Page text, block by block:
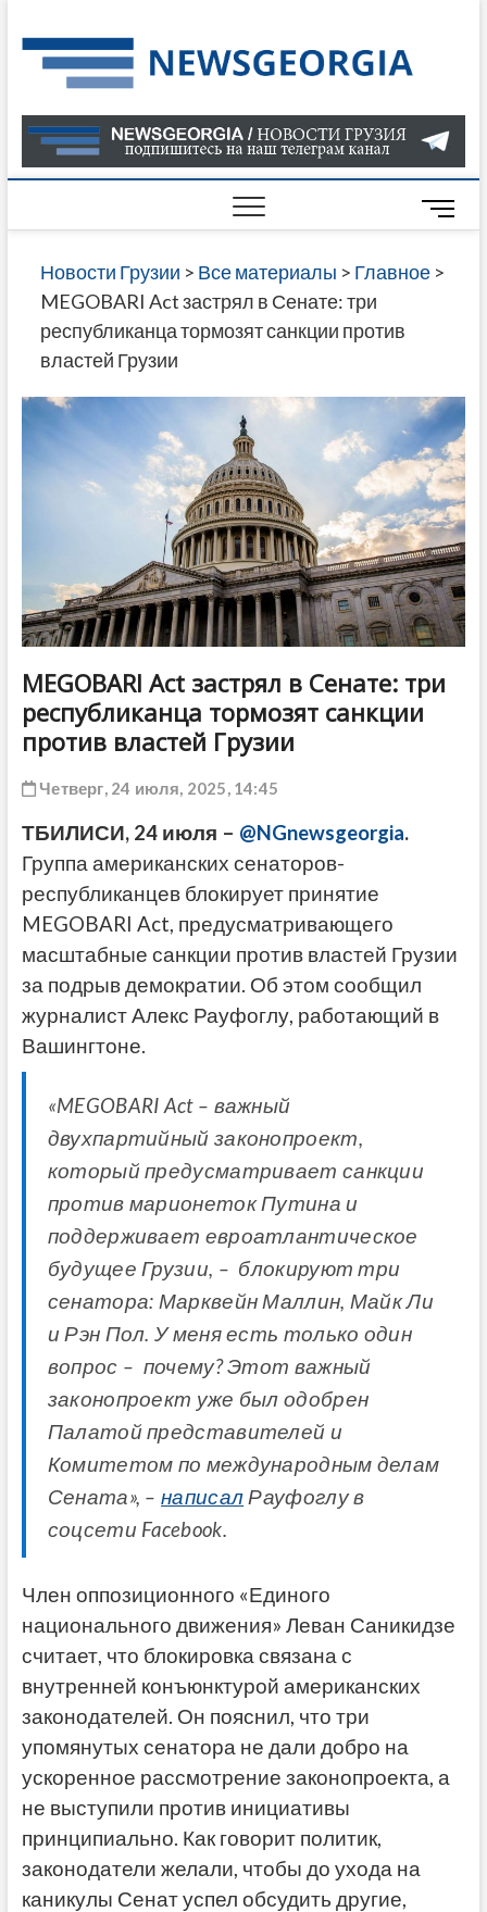
to
content
О
В
ГРУЗИИ
САЙТЕ
M
e
n
t
o
n
Новости Грузии > Все материалы > Главное>
MEGOBARI Act застрял в Сенате: три
республиканца тормозят санкции против
властей Грузии
MEGOBARI Act застрял в Сенате: три
республиканца тормозят санкции
против властей Грузии
Четверг, 24 июля, 2025, 14:45
ТБИЛИСИ, 24 июля – @NGnewsgeorgia.
Группа американских сенаторов-
республиканцев блокирует принятие
MEGOBARI Act, предусматривающего
масштабные санкции против властей Грузии
за подрыв демократии. Об этом сообщил
журналист Алекс Рауфоглу, работающий в
Вашингтоне.
«MEGOBARI Act – важный
двухпартийный законопроект,
который предусматривает санкции
против марионеток Путина и
поддерживает евроатлантическое
будущее Грузии, – блокируют три
сенатора: Марквейн Маллин, Майк Ли
и Рэн Пол. У меня есть только один
вопрос – почему? Этот важный
законопроект уже был одобрен
Палатой представителей и
Комитетом по международным делам
Сената», –написалРауфоглу в
соцсети Facebook.
Член оппозиционного «Единого
национального движения» Леван Саникидзе
считает, что блокировка связана с
внутренней конъюнктурой американских
законодателей. Он пояснил, что три
упомянутых сенатора не дали добро на
ускоренное рассмотрение законопроекта, а
не выступили против инициативы
принципиально. Как говорит политик,
законодатели желали, чтобы до ухода на
каникулы Сенат успел обсудить другие,